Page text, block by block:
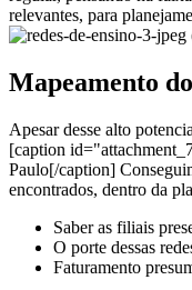
relevantes, para
Mapeamento
Apesar desse alto
[caption
Paulo[/caption]
encontrados, dentro da
Saber as filiais
O porte dessas
Faturamento